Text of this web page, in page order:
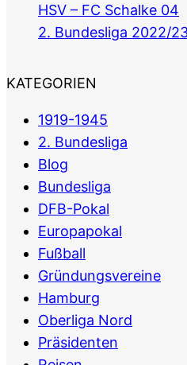
HSV – FC Schalke 04
2. Bundesliga 2022/
KATEGORIEN
1919-1945
2. Bundesliga
Blog
Bundesliga
DFB-Pokal
Europapokal
Fußball
Gründungsvereine
Hamburg
Oberliga Nord
Präsidenten